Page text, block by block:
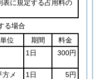
表に規定する占用料の
る場合
単位 期間
料金
1日 300円
方メ
1日 5円